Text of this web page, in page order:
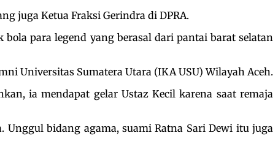
juga Ketua Fraksi Gerindra di DPRA.
para legend yang berasal dari pantai barat selatan
Universitas Sumatera Utara (IKA USU) Wilayah Aceh.
ia mendapat gelar Ustaz Kecil karena saat remaja
bidang agama, suami Ratna Sari Dewi itu juga